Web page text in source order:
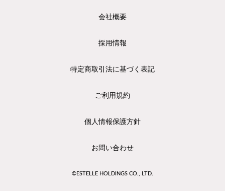
会社概要
採用情報
特定商取引法に基づく表記
ご利用規約
個人情報保護方針
お問い合わせ
©ESTELLE HOLDINGS CO., LTD.